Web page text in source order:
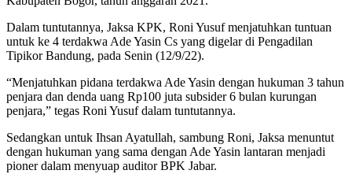
Dalam tuntutannya, Jaksa KPK, Roni Yusuf menjatuhkan tuntuan
untuk ke 4 terdakwa Ade Yasin Cs yang digelar di Pengadilan
Tipikor Bandung, pada Senin (12/9/22).
“Menjatuhkan pidana terdakwa Ade Yasin dengan hukuman 3 tahun
penjara dan denda uang Rp100 juta subsider 6 bulan kurungan
penjara,” tegas Roni Yusuf dalam tuntutannya.
Sedangkan untuk Ihsan Ayatullah, sambung Roni, Jaksa menuntut
dengan hukuman yang sama dengan Ade Yasin lantaran menjadi
pioner dalam menyuap auditor BPK Jabar.